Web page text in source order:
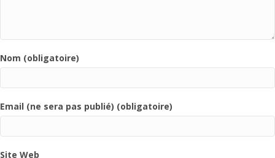
Nom (obligatoire)
Email (ne sera pas publié) (obligatoire)
Site Web